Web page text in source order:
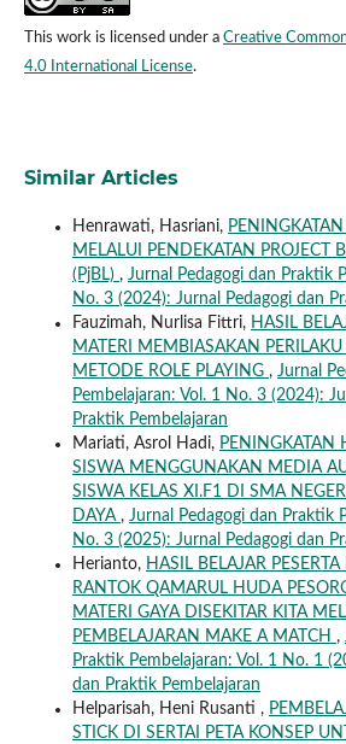
This work is licensed under a Creative
4.0 International License.
Similar Articles
Henrawati, Hasriani,
MELALUI PENDEKATAN PROJECT
(PjBL) , Jurnal Pedagogi dan Praktik
No. 3 (2024): Jurnal Pedagogi dan
Fauzimah, Nurlisa Fittri, HASIL
MATERI MEMBIASAKAN PERILAKU
METODE ROLE PLAYING , Jurnal
Pembelajaran: Vol. 1 No. 3 (2024):
Praktik Pembelajaran
Mariati, Asrol Hadi, PENINGKATAN
SISWA MENGGUNAKAN MEDIA
SISWA KELAS XI.F1 DI SMA
DAYA , Jurnal Pedagogi dan Praktik
No. 3 (2025): Jurnal Pedagogi dan
Herianto, HASIL BELAJAR
RANTOK QAMARUL HUDA
MATERI GAYA DISEKITAR KITA
PEMBELAJARAN MAKE A MATCH ,
Praktik Pembelajaran: Vol. 1 No. 1
dan Praktik Pembelajaran
Helparisah, Heni Rusanti ,
STICK DI SERTAI PETA KONSEP